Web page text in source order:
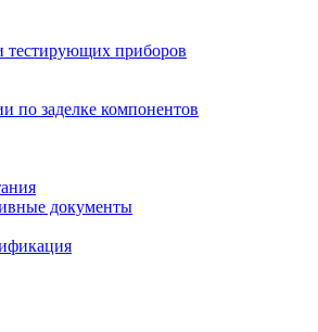
приборов
по заделке компонентов
документы